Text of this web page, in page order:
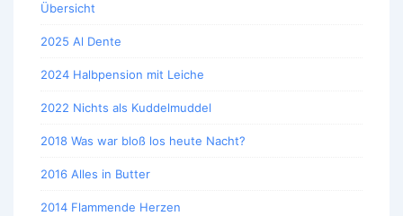
Übersicht
2025 Al Dente
2024 Halbpension mit Leiche
2022 Nichts als Kuddelmuddel
2018 Was war bloß los heute Nacht?
2016 Alles in Butter
2014 Flammende Herzen